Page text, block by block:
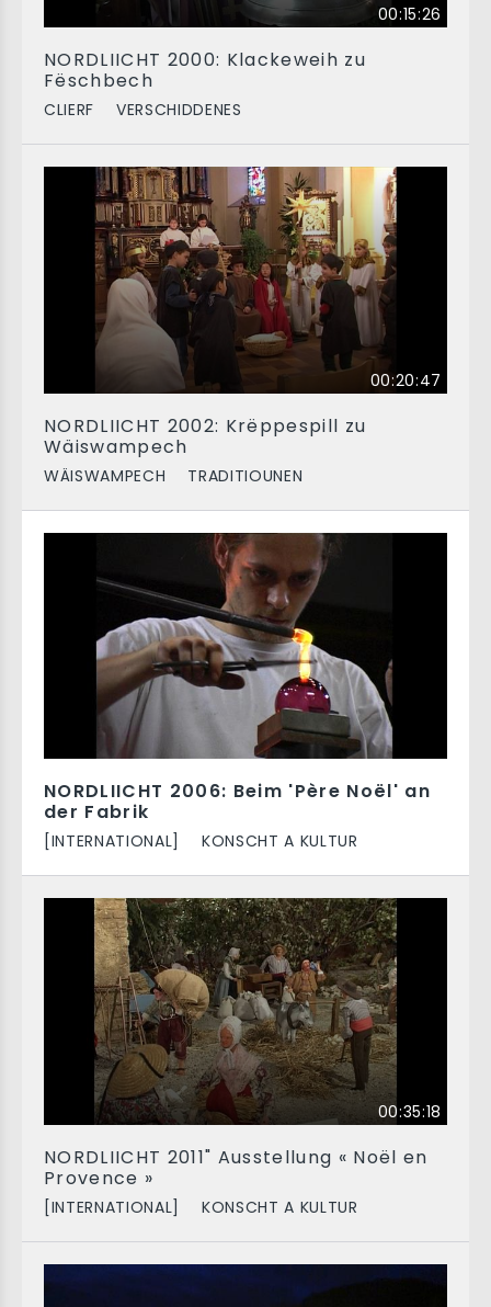
00:15:26
NORDLIICHT 2000: Klackeweih zu
Fëschbech
CLIERF VERSCHIDDENES
00:20:47
NORDLIICHT 2002: Krëppespill zu
Wäiswampech
WÄISWAMPECH TRADITIOUNEN
NORDLIICHT 2006: Beim 'Père Noël' an
der Fabrik
[INTERNATIONAL] KONSCHT A KULTUR
00:35:18
NORDLIICHT 2011" Ausstellung « Noël en
Provence »
[INTERNATIONAL] KONSCHT A KULTUR